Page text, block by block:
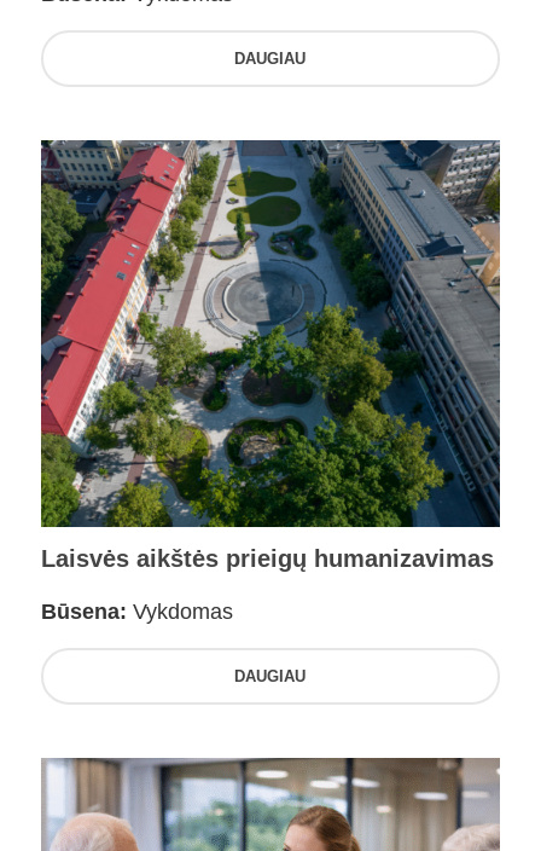
DAUGIAU
Laisvės aikštės prieigų humanizavimas
Būsena: Vykdomas
DAUGIAU